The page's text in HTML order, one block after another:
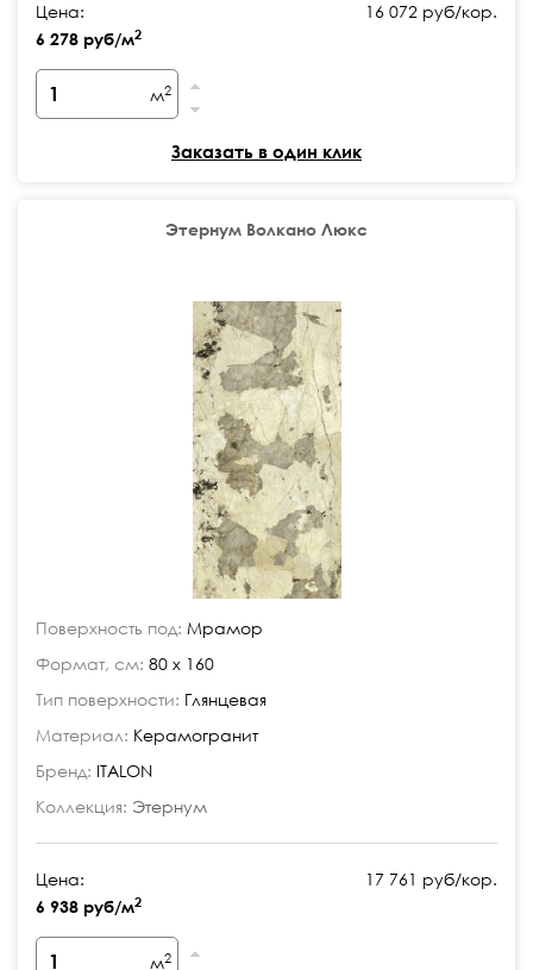
Цена:
6 278 руб/м2
16 072 руб/кор.
м2
Заказать в один клик
Этернум Волкано Люкс
Поверхность под: Мрамор
Формат, см: 80 x 160
Тип поверхности: Глянцевая
Материал: Керамогранит
Бренд: ITALON
Коллекция: Этернум
Цена:
6 938 руб/м2
17 761 руб/кор.
м2